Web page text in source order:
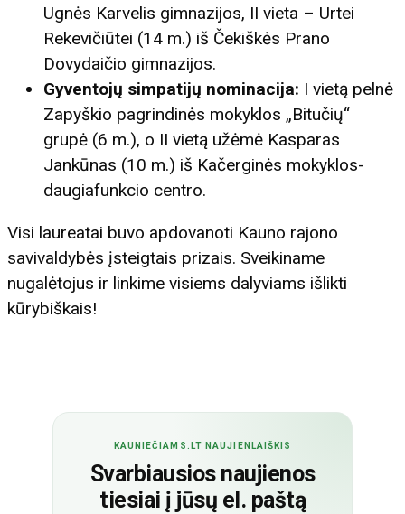
Ugnės Karvelis gimnazijos, II vieta – Urtei
Rekevičiūtei (14 m.) iš Čekiškės Prano
Dovydaičio gimnazijos.
Gyventojų simpatijų nominacija: I vietą pelnė
Zapyškio pagrindinės mokyklos „Bitučių“
grupė (6 m.), o II vietą užėmė Kasparas
Jankūnas (10 m.) iš Kačerginės mokyklos-
daugiafunkcio centro.
Visi laureatai buvo apdovanoti Kauno rajono
savivaldybės įsteigtais prizais. Sveikiname
nugalėtojus ir linkime visiems dalyviams išlikti
kūrybiškais!
KAUNIEČIAMS.LT NAUJIENLAIŠKIS
Svarbiausios naujienos
tiesiai į jūsų el. paštą